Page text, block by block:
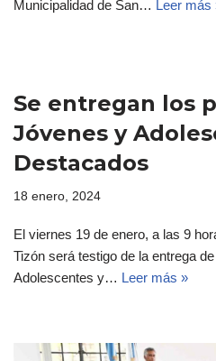
Municipalidad de San… Leer más
Se entregan los
Jóvenes y
Destacados
18 enero, 2024
El viernes 19 de enero, a las 9
Tizón será testigo de la entrega
Adolescentes y… Leer más »